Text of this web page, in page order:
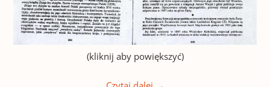
(kliknij aby powiększyć)